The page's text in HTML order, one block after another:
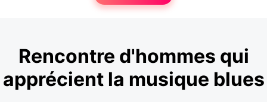
Rencontre d'hommes qui
apprécient la musique blues